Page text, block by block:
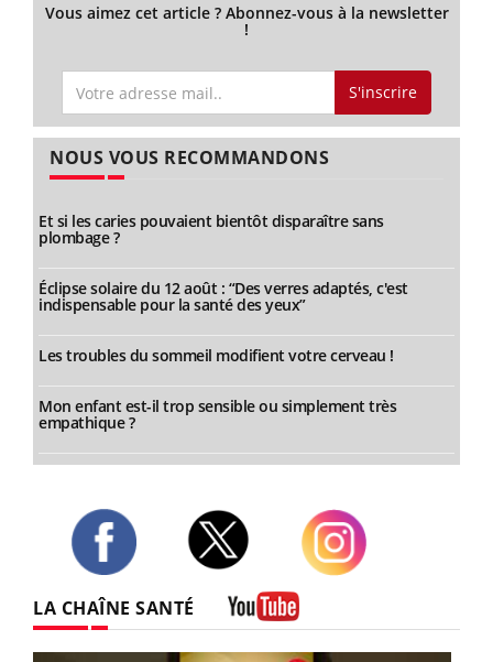
Vous aimez cet article ? Abonnez-vous à la newsletter
!
S'inscrire
NOUS VOUS RECOMMANDONS
Et si les caries pouvaient bientôt disparaître sans
plombage ?
Éclipse solaire du 12 août : “Des verres adaptés, c'est
indispensable pour la santé des yeux”
Les troubles du sommeil modifient votre cerveau !
Mon enfant est-il trop sensible ou simplement très
empathique ?
LA CHAÎNE SANTÉ